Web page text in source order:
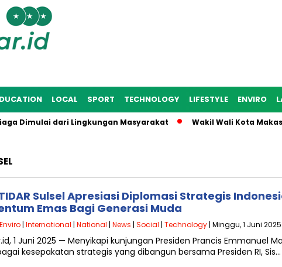
LOCAL SPORT TECHNOLOGY LIFESTYLE ENVIRO
Dimulai dari Lingkungan Masyarakat Wakil Wali Kota
Sulsel Apresiasi Diplomasi Strategis
Emas Bagi Generasi Muda
Enviro | International | National | News | Social | Technology | Minggu, 1 Juni
1 Juni 2025 — Menyikapi kunjungan Presiden Prancis Emmanuel
kesepakatan strategis yang dibangun bersama Presiden RI, Sis…